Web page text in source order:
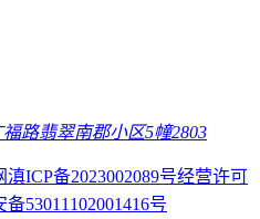
路翡翠南郡小区5幢2803
滇ICP备2023002089号经营许可
53011102001416号